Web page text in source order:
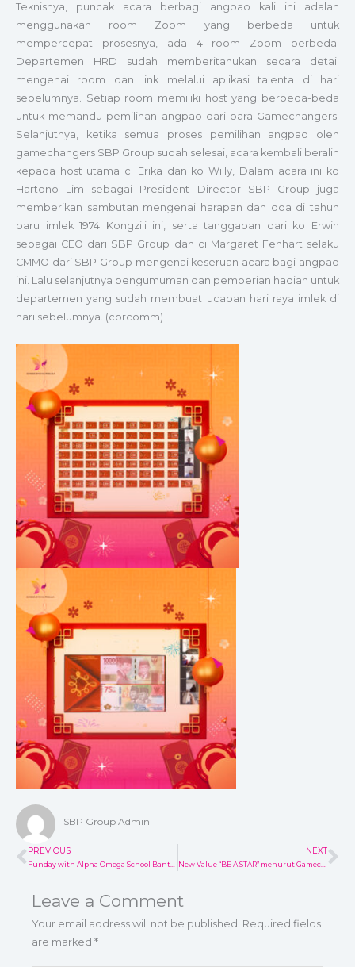
Teknisnya, puncak acara berbagi angpao kali ini adalah
menggunakan room Zoom yang berbeda untuk
mempercepat prosesnya, ada 4 room Zoom berbeda.
Departemen HRD sudah memberitahukan secara detail
mengenai room dan link
melalui aplikasi talenta di hari
sebelumnya. Setiap room memiliki hostyang berbeda-beda
untuk memandu pemilihan angpao dari para Gamechangers.
Selanjutnya, ketika semua proses pemilihan angpao oleh
gamechangers SBP Group sudah selesai, acara kembali beralih
kepada host utama ci Erika dan ko Willy, Dalam acara ini ko
Hartono Lim sebagai President Director SBP Group juga
memberikan sambutan mengenai harapan dan doa di tahun
baru imlek 1974 Kongzili ini, serta tanggapan dari ko Erwin
sebagai CEO dari SBP Group dan ci Margaret Fenhart selaku
CMMO dari SBP Group mengenai keseruan acara bagi angpao
ini. Lalu selanjutnya pengumuman dan pemberian hadiah untuk
departemen yang sudah membuat ucapan hari raya imlek di
hari sebelumnya. (corcomm)
SBP Group Admin
Prev
PREVIOUS NEXT
New Value “BE A STAR” menurut Gamechangers
Leave a Comment
Your email address will not be published. Required fields
are marked *